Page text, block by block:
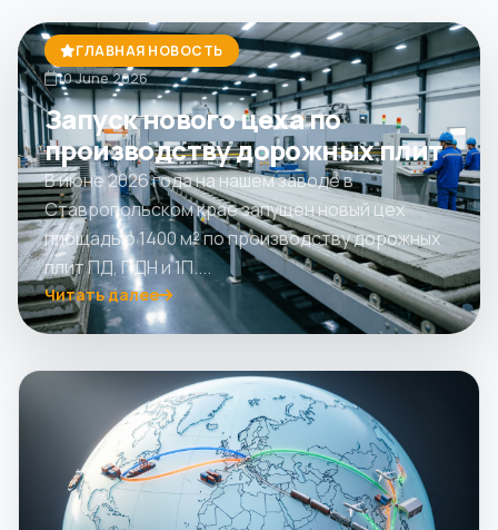
ГЛАВНАЯ НОВОСТЬ
10 June 2026
Запуск нового цеха по
производству дорожных плит
В июне 2026 года на нашем заводе в
Ставропольском крае запущен новый цех
площадью 1400 м² по производству дорожных
плит ПД, ПДН и 1П....
Читать далее